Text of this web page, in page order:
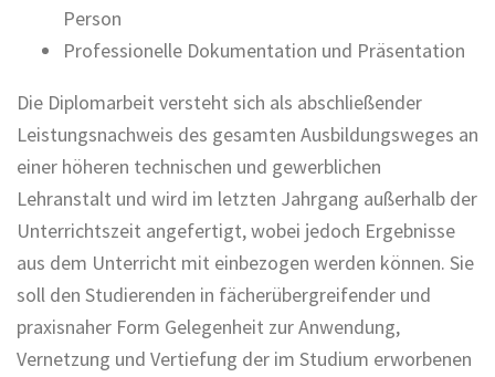
Person
Professionelle Dokumentation und Präsentation
Die Diplomarbeit versteht sich als abschließender
Leistungsnachweis des gesamten Ausbildungsweges an
einer höheren technischen und gewerblichen
Lehranstalt und wird im letzten Jahrgang außerhalb der
Unterrichtszeit angefertigt, wobei jedoch Ergebnisse
aus dem Unterricht mit einbezogen werden können. Sie
soll den Studierenden in fächerübergreifender und
praxisnaher Form Gelegenheit zur Anwendung,
Vernetzung und Vertiefung der im Studium erworbenen